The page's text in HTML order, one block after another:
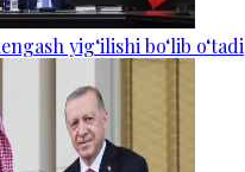
yig‘ilishi bo‘lib o‘tadi